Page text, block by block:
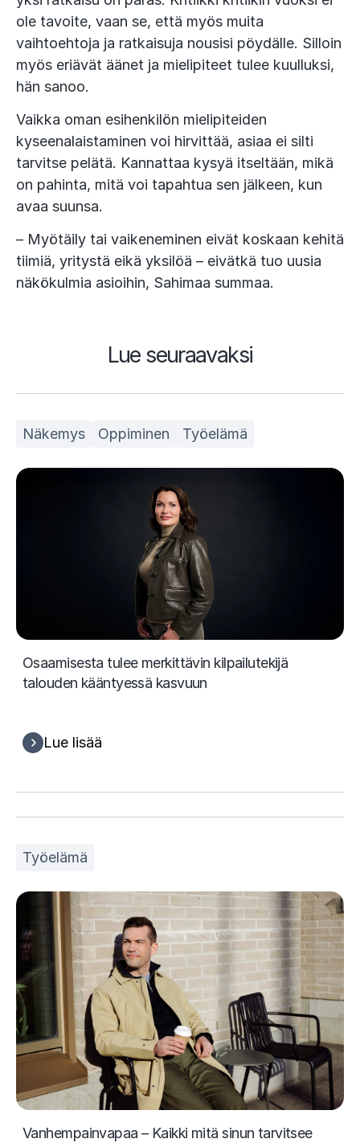
ole tavoite, vaan se, että myös muita
vaihtoehtoja ja ratkaisuja nousisi pöydälle. Silloin
myös eriävät äänet ja mielipiteet tulee kuulluksi,
hän sanoo.
Vaikka oman esihenkilön mielipiteiden
kyseenalaistaminen voi hirvittää, asiaa ei silti
tarvitse pelätä. Kannattaa kysyä itseltään, mikä
on pahinta, mitä voi tapahtua sen jälkeen, kun
avaa suunsa.
– Myötäily tai vaikeneminen eivät koskaan kehitä
tiimiä, yritystä eikä yksilöä – eivätkä tuo uusia
näkökulmia asioihin, Sahimaa summaa.
Lue seuraavaksi
Näkemys Oppiminen Työelämä
Osaamisesta tulee merkittävin kilpailutekijä
talouden kääntyessä kasvuun
Lue lisää
Työelämä
Vanhempainvapaa – Kaikki mitä sinun tarvitsee